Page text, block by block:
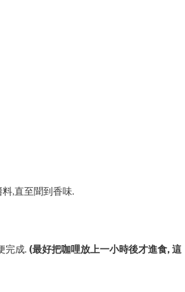
,直至聞到香味.
完成. (最好把咖哩放上一小時後才進食, 這